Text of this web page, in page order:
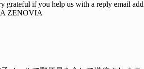
grateful if you help us with a reply email
ZENOVIA